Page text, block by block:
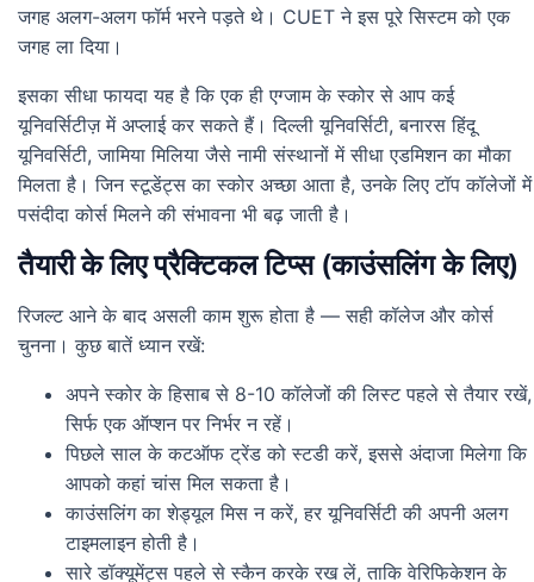
जगह अलग-अलग फॉर्म भरने पड़ते थे। CUET ने इस पूरे सिस्टम को एक
जगह ला दिया।
इसका सीधा फायदा यह है कि एक ही एग्जाम के स्कोर से आप कई
यूनिवर्सिटीज़ में अप्लाई कर सकते हैं। दिल्ली यूनिवर्सिटी, बनारस हिंदू
यूनिवर्सिटी, जामिया मिलिया जैसे नामी संस्थानों में सीधा एडमिशन का मौका
मिलता है। जिन स्टूडेंट्स का स्कोर अच्छा आता है, उनके लिए टॉप कॉलेजों में
पसंदीदा कोर्स मिलने की संभावना भी बढ़ जाती है।
तैयारी के लिए प्रैक्टिकल टिप्स (काउंसलिंग के लिए)
रिजल्ट आने के बाद असली काम शुरू होता है — सही कॉलेज और कोर्स
चुनना। कुछ बातें ध्यान रखें:
अपने स्कोर के हिसाब से 8-10 कॉलेजों की लिस्ट पहले से तैयार रखें,
सिर्फ एक ऑप्शन पर निर्भर न रहें।
पिछले साल के कटऑफ ट्रेंड को स्टडी करें, इससे अंदाजा मिलेगा कि
आपको कहां चांस मिल सकता है।
काउंसलिंग का शेड्यूल मिस न करें, हर यूनिवर्सिटी की अपनी अलग
टाइमलाइन होती है।
सारे डॉक्यूमेंट्स पहले से स्कैन करके रख लें, ताकि वेरिफिकेशन के